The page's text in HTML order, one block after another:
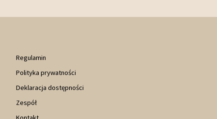
Regulamin
Polityka prywatności
Deklaracja dostępności
Zespół